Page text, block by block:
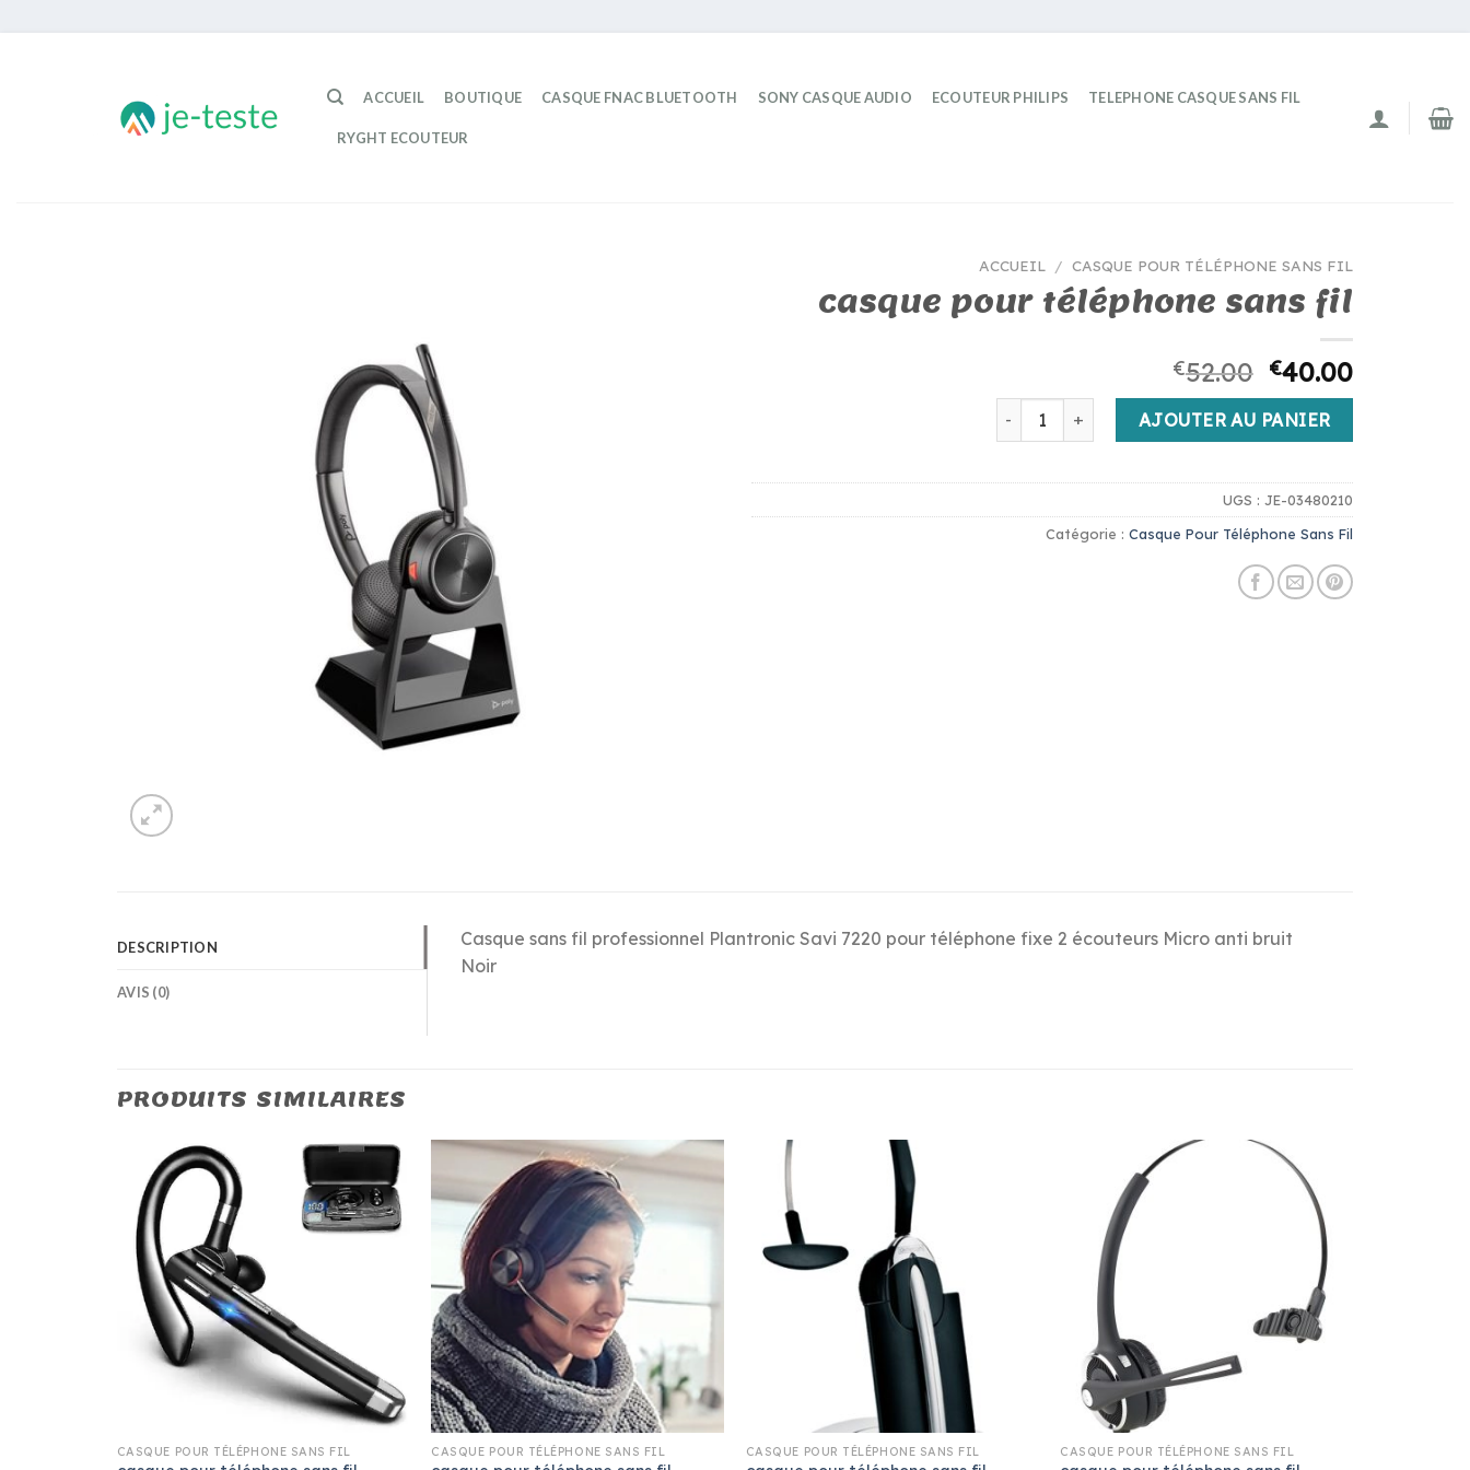
ACCUEIL BOUTIQUE CASQUE FNAC BLUETOOTH SONY CASQUE AUDIO ECOUTEUR PHILIPS TELEPHONE CASQUE SANS FIL
RYGHT ECOUTEUR
ACCUEIL / CASQUE POUR TÉLÉPHONE SANS FIL
casque pour téléphone sans fil
€52.00 €40.00
quantité de casque pour téléphone sans fil
AJOUTER AU PANIER
UGS : JE-03480210
Catégorie : Casque Pour Téléphone Sans Fil
DESCRIPTION
AVIS (0)
Casque sans fil professionnel Plantronic Savi 7220 pour téléphone fixe 2 écouteurs Micro anti bruit
Noir
PRODUITS SIMILAIRES
CASQUE POUR TÉLÉPHONE SANS FIL CASQUE POUR TÉLÉPHONE SANS FIL CASQUE POUR TÉLÉPHONE SANS FIL CASQUE POUR TÉLÉPHONE SANS FIL